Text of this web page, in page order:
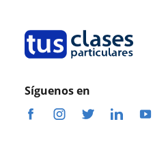
Síguenos en